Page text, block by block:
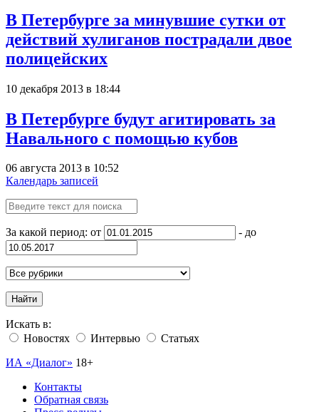
В Петербурге за минувшие сутки от
действий хулиганов пострадали двое
полицейских
10 декабря 2013 в 18:44
В Петербурге будут агитировать за
Навального с помощью кубов
06 августа 2013 в 10:52
Календарь записей
За какой период: от - до
Найти
Искать в:
Новостях
Интервью
Статьях
ИА «Диалог» 18+
Контакты
Обратная связь